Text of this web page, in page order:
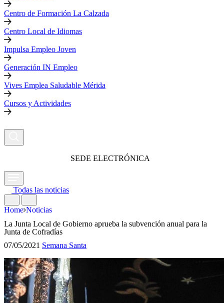
Centro de Formación La Calzada
Centro Local de Idiomas
Impulsa Empleo Joven
Generación IN Empleo
Vives Emplea Saludable Mérida
Cursos y Actividades
SEDE ELECTRÓNICA
Todas las noticias
Home Noticias
La Junta Local de Gobierno aprueba la subvención anual para la
Junta de Cofradías
07/05/2021 Semana Santa